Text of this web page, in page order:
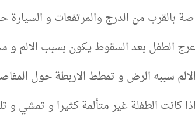
بالقرب من الدرج والمرتفعات و
الطفل بعد السقوط يكون بسبب الالم و
سببه الرض و تمطط الاربطة حول
كانت الطفلة غير متألمة كثيرا و تمشي و